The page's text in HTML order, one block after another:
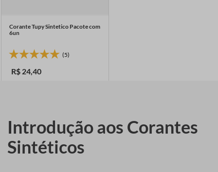
Corante Tupy Sintetico Pacote com
6un
(5)
R$ 24,40
Introdução aos Corantes
Sintéticos